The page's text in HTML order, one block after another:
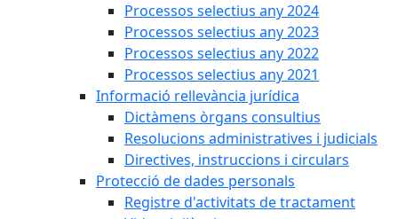
Processos selectius any 2024
Processos selectius any 2023
Processos selectius any 2022
Processos selectius any 2021
Informació rellevància jurídica
Dictàmens òrgans consultius
Resolucions administratives i judicials
Directives, instruccions i circulars
Protecció de dades personals
Registre d'activitats de tractament